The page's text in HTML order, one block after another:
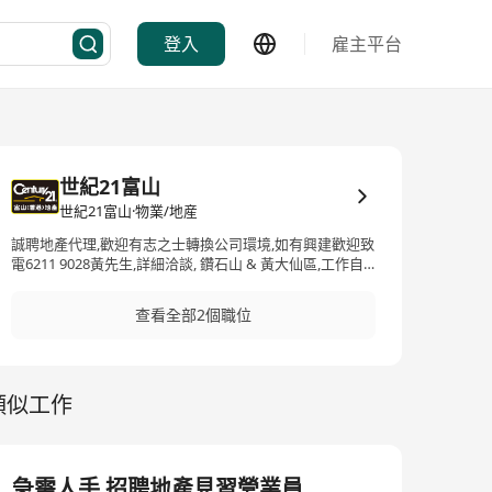
登入 雇主平台
世紀21富山
世紀21富山·物業/地産
誠聘地產代理,歡迎有志之士轉換公司環境,如有興建歡迎致
電6211 9028黃先生,詳細洽談, 鑽石山 & 黃大仙區,工作自
查看全部2個職位
似工作